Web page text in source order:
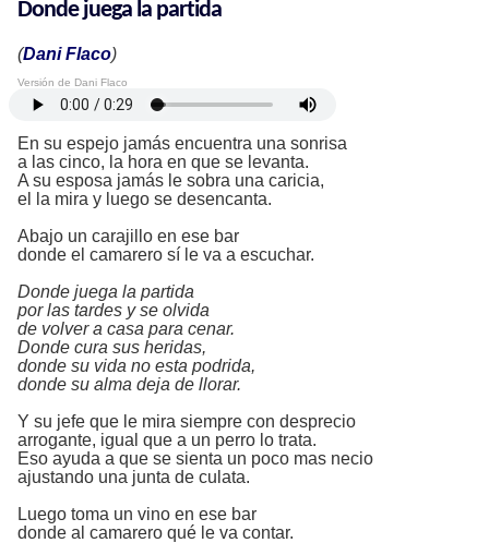
Donde juega la partida
(Dani Flaco)
Versión de Dani Flaco
En su espejo jamás encuentra una sonrisa
a las cinco, la hora en que se levanta.
A su esposa jamás le sobra una caricia,
el la mira y luego se desencanta.
Abajo un carajillo en ese bar
donde el camarero sí le va a escuchar.
Donde juega la partida
por las tardes y se olvida
de volver a casa para cenar.
Donde cura sus heridas,
donde su vida no esta podrida,
donde su alma deja de llorar.
Y su jefe que le mira siempre con desprecio
arrogante, igual que a un perro lo trata.
Eso ayuda a que se sienta un poco mas necio
ajustando una junta de culata.
Luego toma un vino en ese bar
donde al camarero qué le va contar.